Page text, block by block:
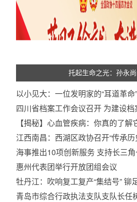
托起生命之光：孙永
以小见大：一位发明家的“耳道革
四川省档案工作会议召开 为建设
【揭秘】心血管疾病：你真的了解
江西南昌：西湖区政协召开“传承
海事推出10项创新服务 支持长三
惠州代表团举行开放团组会议
牡丹江：吹响复工复产“集结号” 铆
青岛市综合行政执法支队支队长任